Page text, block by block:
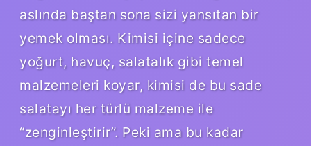
aslında baştan sona sizi yansıtan bir
yemek olması. Kimisi içine sadece
yoğurt, havuç, salatalık gibi temel
malzemeleri koyar, kimisi de bu sade
salatayı her türlü malzeme ile
“zenginleştirir”. Peki ama bu kadar